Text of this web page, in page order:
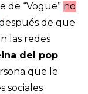
de “Vogue” no
de que
las redes
del pop
que le
sociales